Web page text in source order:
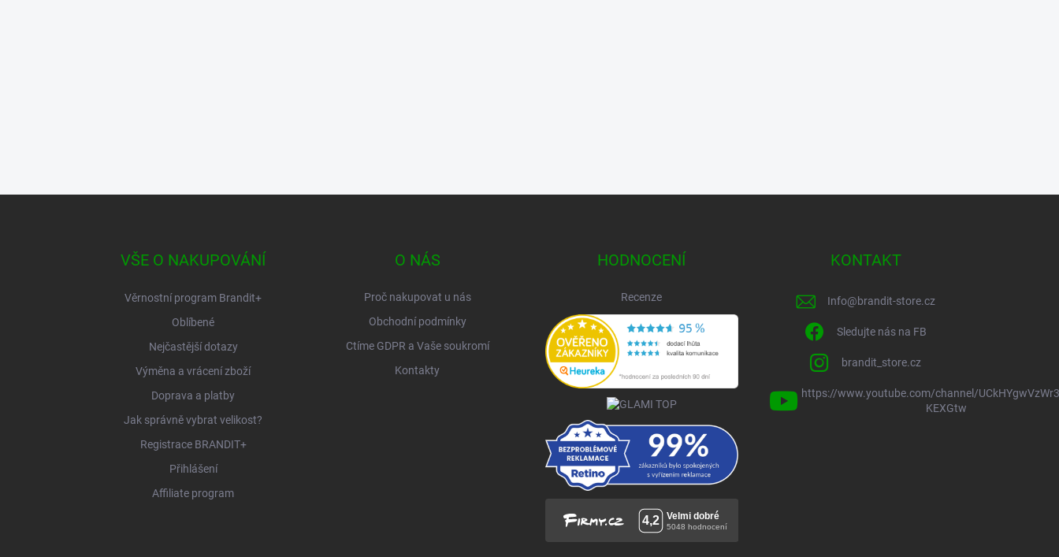
VŠE O NAKUPOVÁNÍ
Věrnostní program Brandit+
Oblíbené
Nejčastější dotazy
Výměna a vrácení zboží
Doprava a platby
Jak správně vybrat velikost?
Registrace BRANDIT+
Přihlášení
Affiliate program
O NÁS
Proč nakupovat u nás
Obchodní podmínky
Ctíme GDPR a Vaše soukromí
Kontakty
HODNOCENÍ
Recenze
KONTAKT
Info@brandit-store.cz
Sledujte nás na FB
brandit_store.cz
https://www.youtube.com/channel/
KEXGtw